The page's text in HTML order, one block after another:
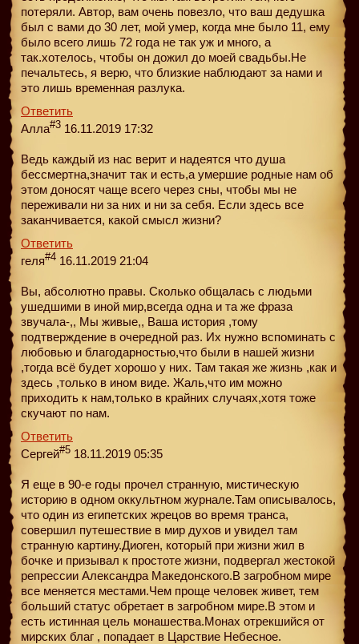
потеряли. Автор, вам очень повезло, что ваш дедушка
был с вами до 30 лет, мой умер, когда мне было 11, ему
было всего лишь 72 года не так уж и много, а
так.хотелось, чтобы он дожил до моей свадьбы.Не
печальтесь, я верю, что близкие наблюдают за нами и
это лишь временная разлука.
Ответить
Алла#3 16.11.2019 17:32
Ведь каждый из нас верит и надеятся что душа
бессмертна,значит так и есть,а умершие родные нам об
этом доносят чаще всего через сны, чтобы мы не
переживали ни за них и ни за себя. Если здесь все
заканчивается, какой смысл жизни?
Ответить
геля#4 16.11.2019 21:04
Вы, абсолютно правы. Сколько общалась с людьми
ушедшими в иной мир,всегда одна и та же фраза
звучала-,, Мы живые,, Ваша история ,тому
подтверждение в очередной раз. Их нужно вспоминать с
любовью и благодарностью,что были в нашей жизни
,тогда всё будет хорошо у них. Там такая же жизнь ,как и
здесь ,только в ином виде. Жаль,что им можно
приходить к нам,только в крайних случаях,хотя тоже
скучают по нам.
Ответить
Сергей#5 18.11.2019 05:35
Я еще в 90-е годы прочел странную, мистическую
историю в одном оккультном журнале.Там описывалось,
что один из египетских жрецов во время транса,
совершил путешествие в мир духов и увидел там
странную картину.Диоген, который при жизни жил в
бочке и призывал к простоте жизни, подвергал жестокой
репрессии Александра Македонского.В загробном мире
все меняется местами.Чем проще человек живет, тем
больший статус обретает в загробном мире.В этом и
есть истинная цель монашества.Монах отрекшийся от
мирских благ , попадает в Царствие Небесное.